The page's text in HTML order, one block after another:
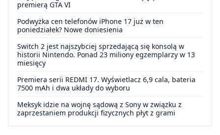
premierą GTA VI
Podwyżka cen telefonów iPhone 17 już w ten
poniedziałek? Nowe doniesienia
Switch 2 jest najszybciej sprzedającą się konsolą w
historii Nintendo. Ponad 23 miliony egzemplarzy w 13
miesięcy
Premiera serii REDMI 17. Wyświetlacz 6,9 cala, bateria
7500 mAh i dwa układy do wyboru
Meksyk idzie na wojnę sądową z Sony w związku z
zaprzestaniem produkcji fizycznych płyt z grami